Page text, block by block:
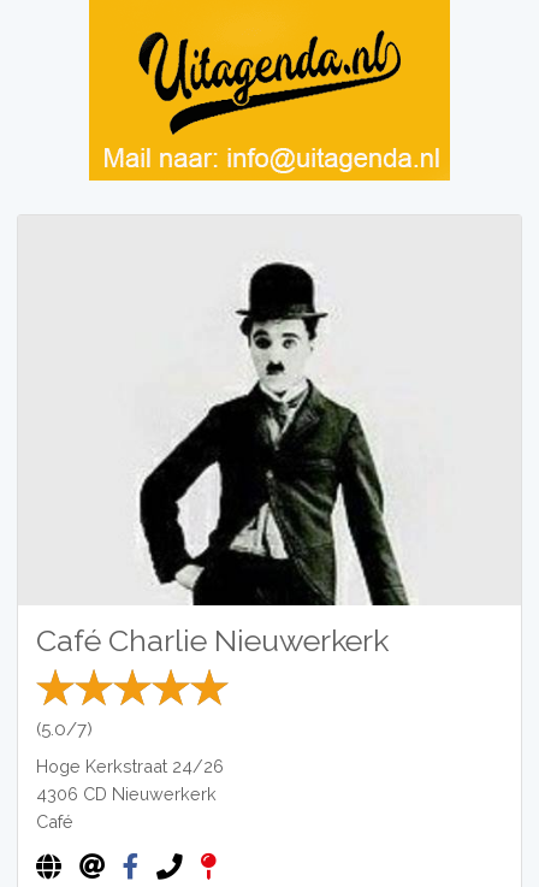
Café Charlie Nieuwerkerk
(5.0/7)
Hoge Kerkstraat 24/26
4306 CD Nieuwerkerk
Café